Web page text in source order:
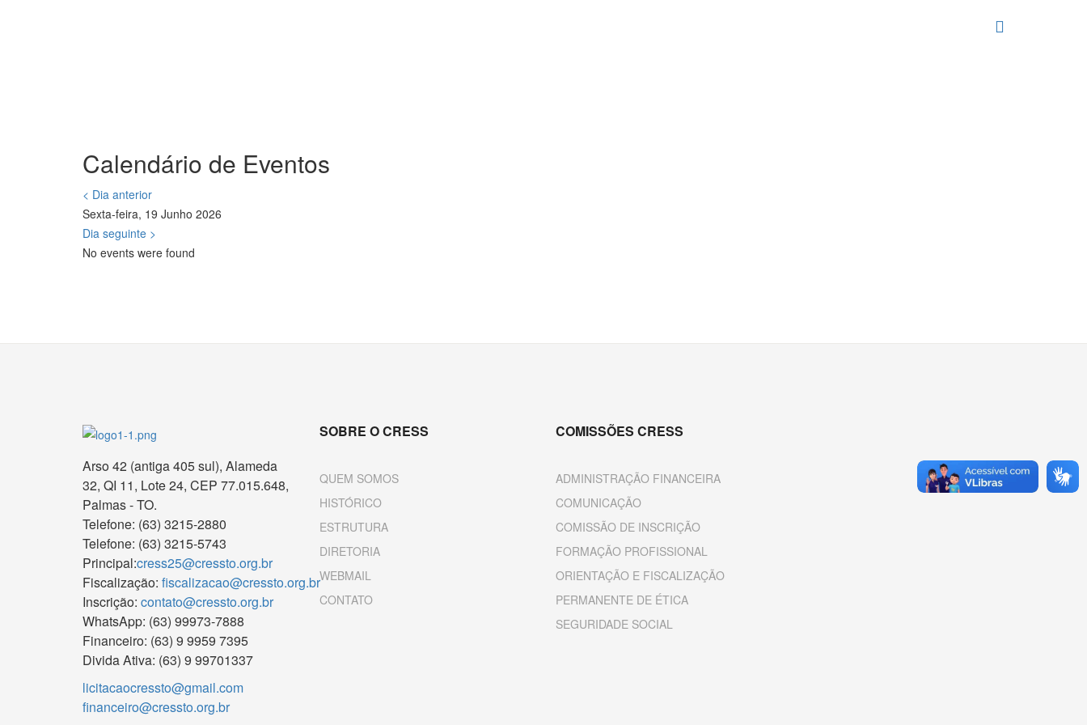
Calendário de Eventos
< Dia anterior
Sexta-feira, 19 Junho 2026
Dia seguinte >
No events were found
Arso 42 (antiga 405 sul), Alameda
32, QI 11, Lote 24, CEP 77.015.648,
Palmas - TO.
Telefone: (63) 3215-2880
Telefone: (63) 3215-5743
Principal:cress25@cressto.org.br
Fiscalização: fiscalizacao@cressto.org.br
Inscrição: contato@cressto.org.br
WhatsApp: (63) 99973-7888
Financeiro: (63) 9 9959 7395
Divida Ativa: (63) 9 99701337
licitacaocressto@gmail.com
financeiro@cressto.org.br
SOBRE O CRESS
QUEM SOMOS
HISTÓRICO
ESTRUTURA
DIRETORIA
WEBMAIL
CONTATO
COMISSÕES CRESS
ADMINISTRAÇÃO FINANCEIRA
COMUNICAÇÃO
COMISSÃO DE INSCRIÇÃO
FORMAÇÃO PROFISSIONAL
ORIENTAÇÃO E FISCALIZAÇÃO
PERMANENTE DE ÉTICA
SEGURIDADE SOCIAL